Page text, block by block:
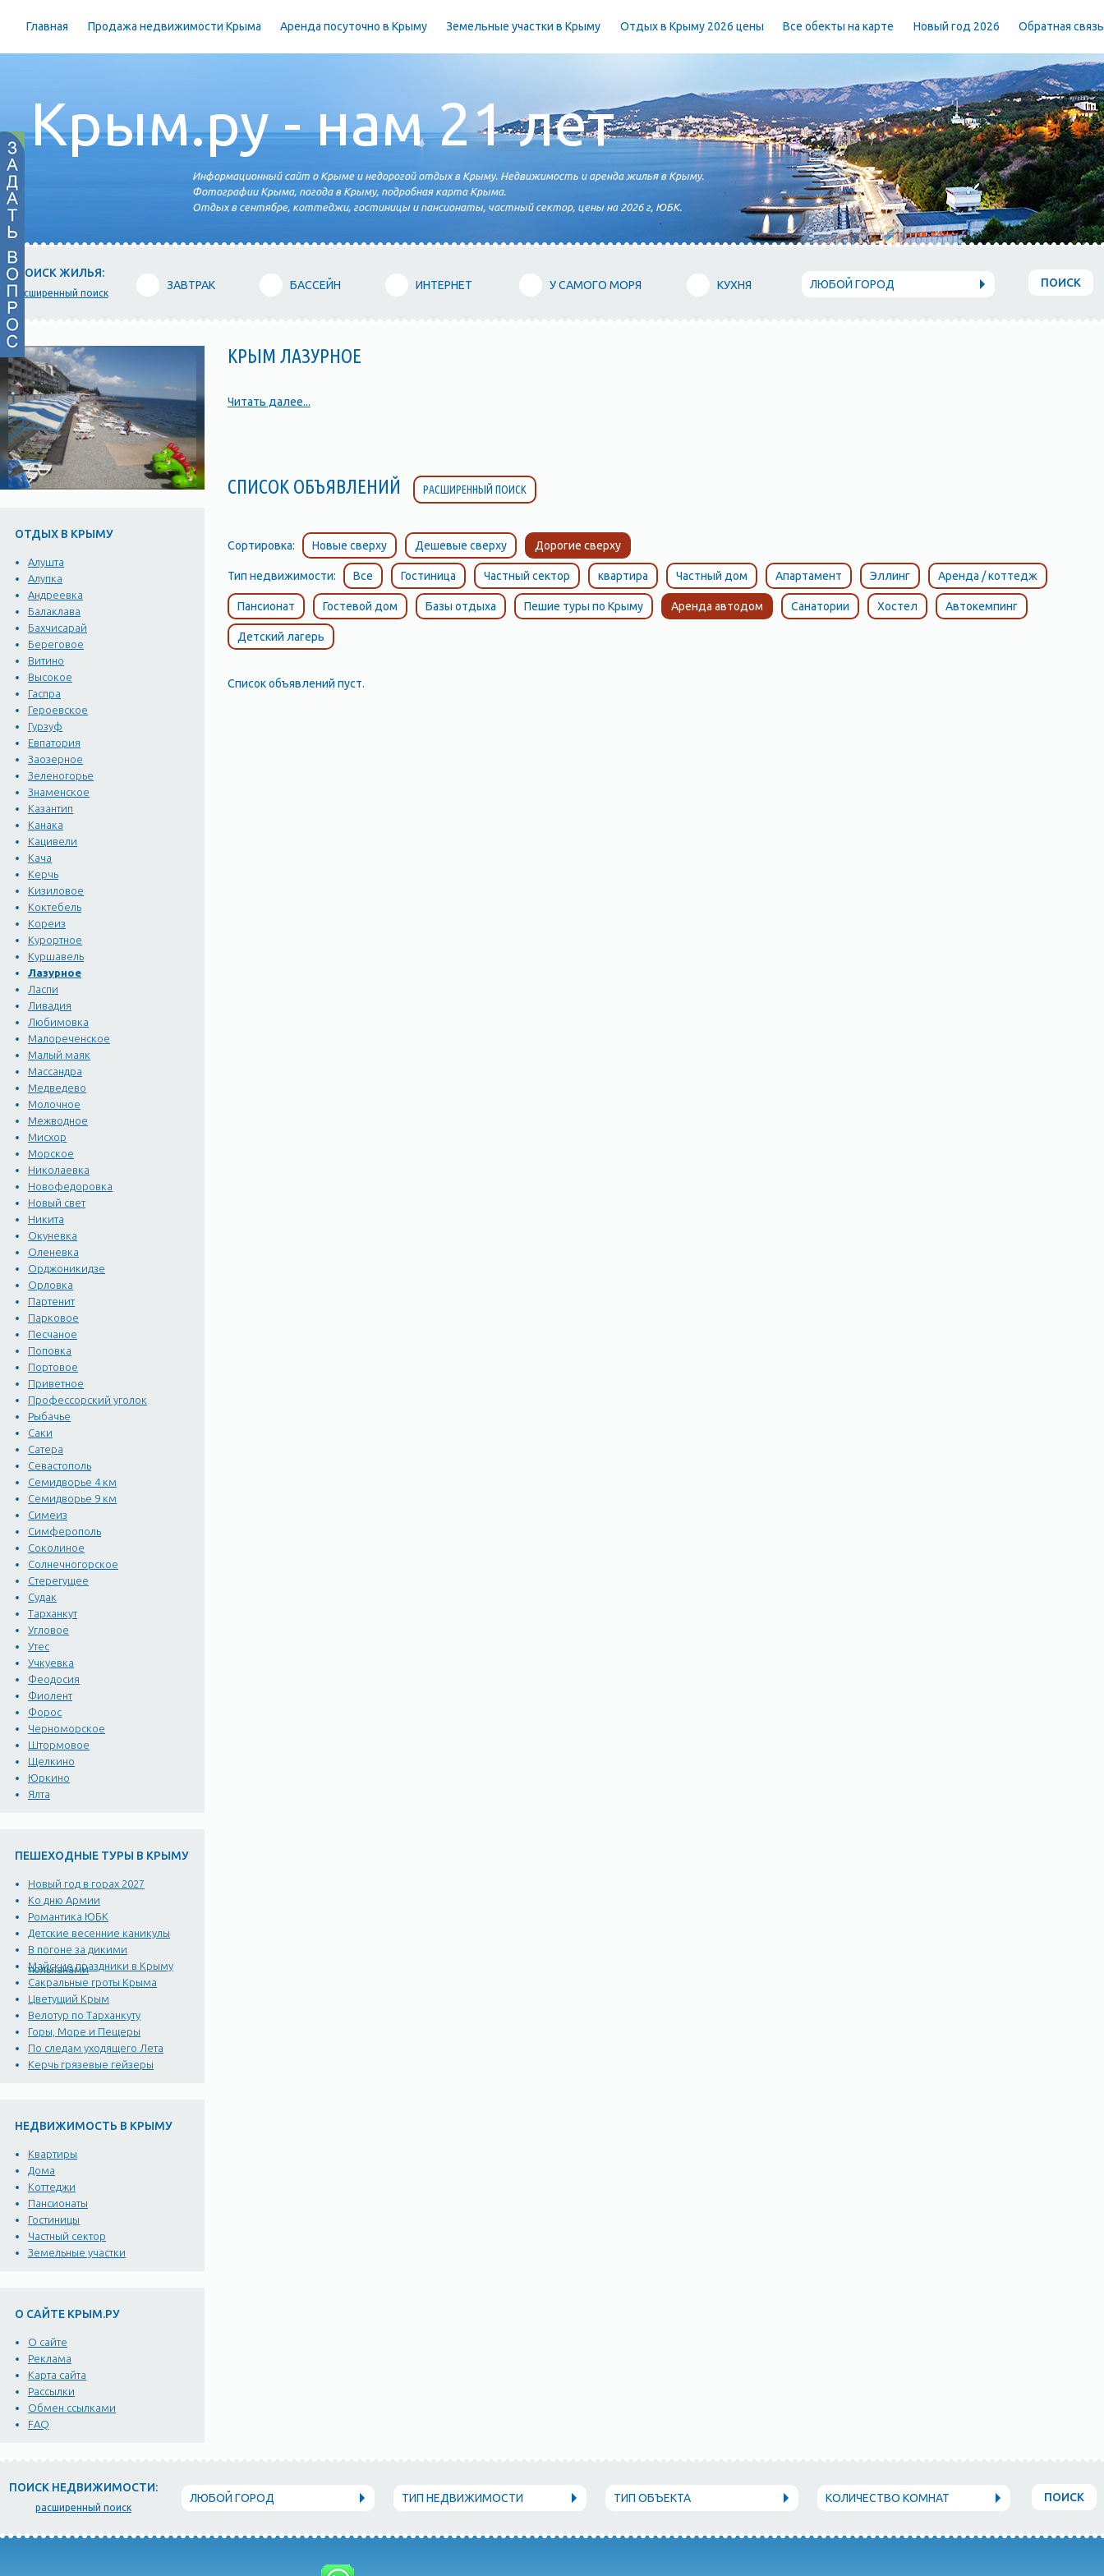
Главная Продажа недвижимости Крыма Аренда посуточно в Крыму Земельные участки в Крыму Отдых в Крыму 2026 цены Все обекты на карте Новый год 2026 Обратная связь
Крым.ру - нам 21 лет
Информационный сайт о Крыме и недорогой отдых в Крыму. Недвижимость и аренда жилья в Крыму.
Фотографии Крыма, погода в Крыму, подробная карта Крыма.
Отдых в сентябре, коттеджи, гостиницы и пансионаты, частный сектор, цены на 2026 г, ЮБК.
ПОИСК ЖИЛЬЯ:
расширенный поиск
ЗАВТРАК БАССЕЙН ИНТЕРНЕТ У САМОГО МОРЯ КУХНЯ ЛЮБОЙ ГОРОД ПОИСК
ОТДЫХ В КРЫМУ
Алушта
Алупка
Андреевка
Балаклава
Бахчисарай
Береговое
Витино
Высокое
Гаспра
Героевское
Гурзуф
Евпатория
Заозерное
Зеленогорье
Знаменское
Казантип
Канака
Кацивели
Кача
Керчь
Кизиловое
Коктебель
Кореиз
Курортное
Куршавель
Лазурное
Ласпи
Ливадия
Любимовка
Малореченское
Малый маяк
Массандра
Медведево
Молочное
Межводное
Мисхор
Морское
Николаевка
Новофедоровка
Новый свет
Никита
Окуневка
Оленевка
Орджоникидзе
Орловка
Партенит
Парковое
Песчаное
Поповка
Портовое
Приветное
Профессорский уголок
Рыбачье
Саки
Сатера
Севастополь
Семидворье 4 км
Семидворье 9 км
Симеиз
Симферополь
Соколиное
Солнечногорское
Стерегущее
Судак
Тарханкут
Угловое
Утес
Учкуевка
Феодосия
Фиолент
Форос
Черноморское
Штормовое
Щелкино
Юркино
Ялта
ПЕШЕХОДНЫЕ ТУРЫ В КРЫМУ
Новый год в горах 2027
Ко дню Армии
Романтика ЮБК
Детские весенние каникулы
В погоне за дикими
тюльпанами
Майские праздники в Крыму
Сакральные гроты Крыма
Цветущий Крым
Велотур по Тарханкуту
Горы, Море и Пещеры
По следам уходящего Лета
Керчь грязевые гейзеры
НЕДВИЖИМОСТЬ В КРЫМУ
Квартиры
Дома
Коттеджи
Пансионаты
Гостиницы
Частный сектор
Земельные участки
О САЙТЕ КРЫМ.РУ
О сайте
Реклама
Карта сайта
Рассылки
Обмен ссылками
FAQ
КРЫМ ЛАЗУРНОЕ
Читать далее...
СПИСОК ОБЪЯВЛЕНИЙ РАСШИРЕННЫЙ ПОИСК
Сортировка: Новые сверху Дешевые сверху Дорогие сверху
Тип недвижимости: Все Гостиница Частный сектор квартира Частный дом Апартамент Эллинг Аренда / коттедж
Пансионат Гостевой дом Базы отдыха Пешие туры по Крыму Аренда автодом Санатории Хостел Автокемпинг
Детский лагерь
Список объявлений пуст.
ПОИСК НЕДВИЖИМОСТИ:
расширенный поиск
ЛЮБОЙ ГОРОД ТИП НЕДВИЖИМОСТИ ТИП ОБЪЕКТА КОЛИЧЕСТВО КОМНАТ ПОИСК